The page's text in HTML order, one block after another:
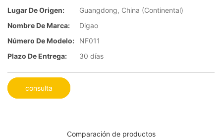
Lugar De Origen:
Guangdong, China (Continental)
Nombre De Marca:
Digao
Número De Modelo:
NF011
Plazo De Entrega:
30 días
consulta
Comparación de productos